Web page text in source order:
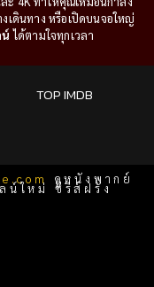
เดินทาง หรือเปิดบนจอใหญ่
ได้ตามใจทุกเวลา
TOP IMDB
ดูหนังพากย์
น์ใหม่ ซีรีส์ฝรั่ง